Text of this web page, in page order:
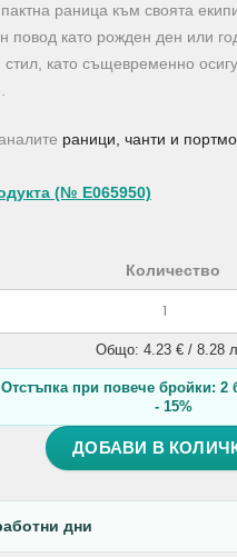
раница към своята
повод като рожден ден или
като същевременно
раници, чанти и
(№ E065950)
Количество
Общо: 4.23 € / 8.28
Отстъпка при повече бройки: 2
- 15%
ДОБАВИ В
дни